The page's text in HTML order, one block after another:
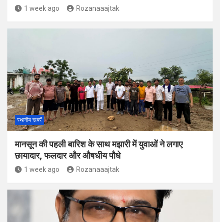
1 week ago Rozanaaajtak
स्थानीय खबरें
मानसून की पहली बारिश के साथ मझारी में युवाओं ने लगाए
छायादार, फलदार और औषधीय पौधे
1 week ago Rozanaaajtak